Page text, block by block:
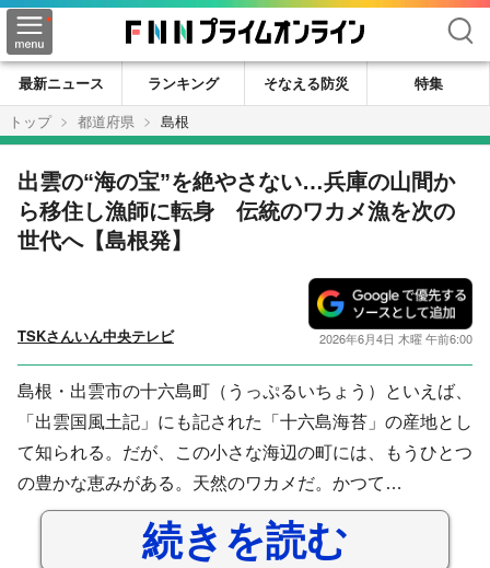
検索
最新ニュース ランキング そなえる防災
特集
トップ
都道府県 島根
出雲の“海の宝”を絶やさない…兵庫の山間か
ら移住し漁師に転身 伝統のワカメ漁を次の
世代へ【島根発】
TSKさんいん中央テレビ 2026年6月4日 木曜 午前6:00
島根・出雲市の十六島町（うっぷるいちょう）といえば、
「出雲国風土記」にも記された「十六島海苔」の産地とし
て知られる。だが、この小さな海辺の町には、もうひとつ
の豊かな恵みがある。天然のワカメだ。かつて…
続きを読む